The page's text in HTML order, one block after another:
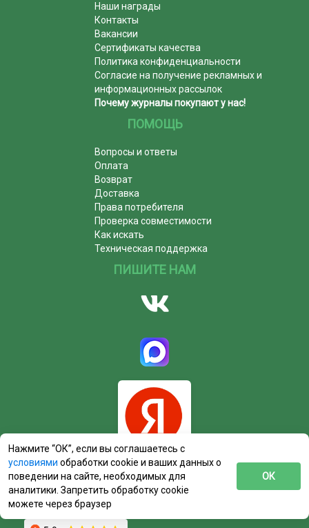
Наши награды
Контакты
Вакансии
Сертификаты качества
Политика конфиденциальности
Согласие на получение рекламных и
информационных рассылок
Почему журналы покупают у нас!
ПОМОЩЬ
Вопросы и ответы
Оплата
Возврат
Доставка
Права потребителя
Проверка совместимости
Как искать
Техническая поддержка
ПИШИТЕ НАМ
Нажмите “ОК”, если вы соглашаетесь с
условиями обработки cookie и ваших данных о
поведении на сайте, необходимых для
аналитики. Запретить обработку cookie
можете через браузер
ОК